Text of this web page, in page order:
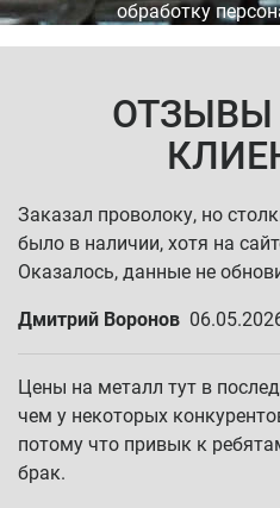
обработку
Заказал проволоку, но
было в наличии, хотя на
Оказалось, данные не
Дмитрий Воронов
Цены на металл тут в
чем у некоторых
потому что привык к
брак.